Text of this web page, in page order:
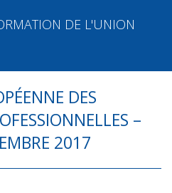
DE L'UNION
DES
–
2017